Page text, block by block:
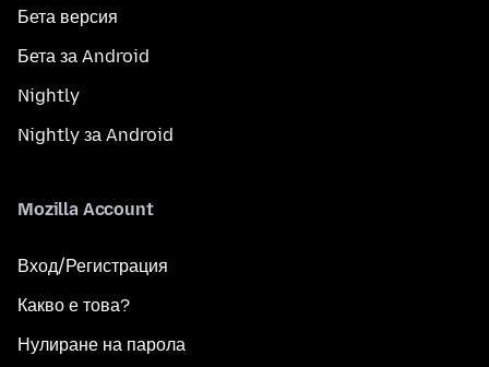
Бета версия
Бета за Android
Nightly
Nightly за Android
Mozilla Account
Вход/Регистрация
Какво е това?
Нулиране на парола